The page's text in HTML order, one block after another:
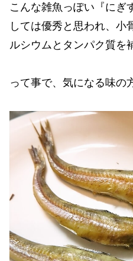
こんな雑魚っぽい『にぎ
しては優秀と思われ、小
ルシウムとタンパク質を
って事で、気になる味の